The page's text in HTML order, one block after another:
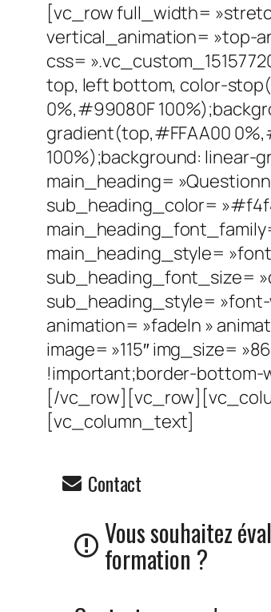
[vc_row full_width=
vertical_animation= »top-
css=
top, left bottom, color-
0%,#99080F
gradient(top,#FFAA00
100%);background:
main_heading=
sub_heading_color=
main_heading_style=
sub_heading_font_size=
sub_heading_style=
animation= »fadeIn »
image= »115″ img_size=
!important;border-bottom-
[/
[vc_column_text]
Contact
Vous souhaitez
formation ?